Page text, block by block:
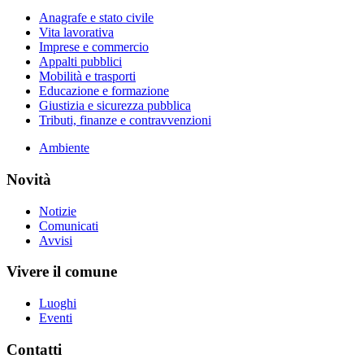
Anagrafe e stato civile
Vita lavorativa
Imprese e commercio
Appalti pubblici
Mobilità e trasporti
Educazione e formazione
Giustizia e sicurezza pubblica
Tributi, finanze e contravvenzioni
Ambiente
Novità
Notizie
Comunicati
Avvisi
Vivere il comune
Luoghi
Eventi
Contatti